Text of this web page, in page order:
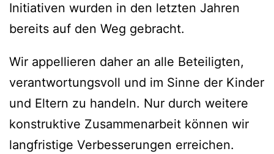
Initiativen wurden in den letzten Jahren
bereits auf den Weg gebracht.
Wir appellieren daher an alle Beteiligten,
verantwortungsvoll und im Sinne der Kinder
und Eltern zu handeln. Nur durch weitere
konstruktive Zusammenarbeit können wir
langfristige Verbesserungen erreichen.